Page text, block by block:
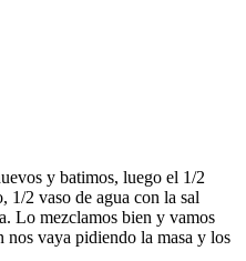
y batimos, luego el 1/2
1/2 vaso de agua con la sal
Lo mezclamos bien y vamos
nos vaya pidiendo la masa y los